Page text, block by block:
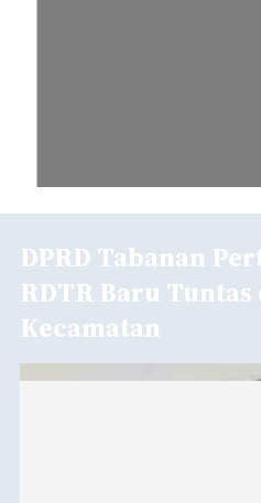
DPRD Tabanan
RDTR Baru Tuntas
Kecamatan